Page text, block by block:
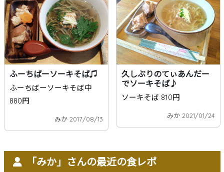
ふーちばーソーキそば♫
ふーちばーソーキそば中
880円
みか 2017/08/13
久しぶりのてぃあんだー
でソーキそば♪
ソーキそば 810円
みか 2021/01/24
「みか」さんの最近の食レポ